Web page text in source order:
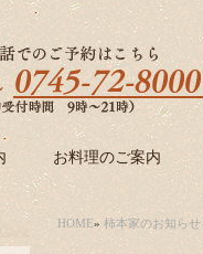
お料理のご案内
HOME»柿本家のお知らせ